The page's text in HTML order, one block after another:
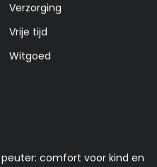
Verzorging
Vrije tijd
Witgoed
comfort voor kind en